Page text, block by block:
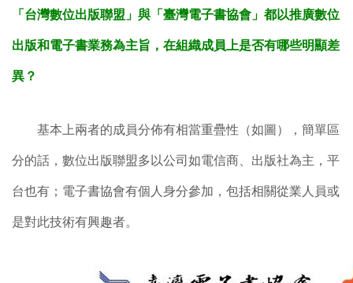
「台灣數位出版聯盟」與「臺灣電子書協會」都以推廣數位
出版和電子書業務為主旨，在組織成員上是否有哪些明顯差
異？
基本上兩者的成員分佈有相當重疊性（如圖），簡單區
分的話，數位出版聯盟多以公司如電信商、出版社為主，平
台也有；電子書協會有個人身分參加，包括相關從業人員或
是對此技術有興趣者。